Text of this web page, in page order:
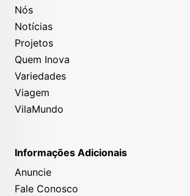
Nós
Notícias
Projetos
Quem Inova
Variedades
Viagem
VilaMundo
Informações Adicionais
Anuncie
Fale Conosco